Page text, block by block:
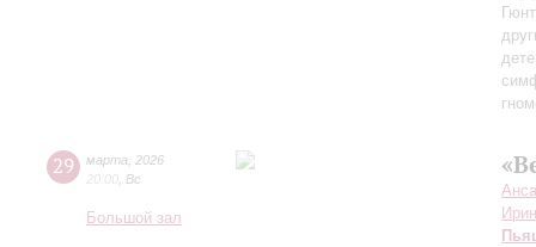
29 марта
2026
20:00 Вс
Большой зал